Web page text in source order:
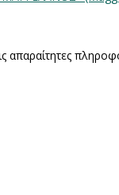
απαραίτητες